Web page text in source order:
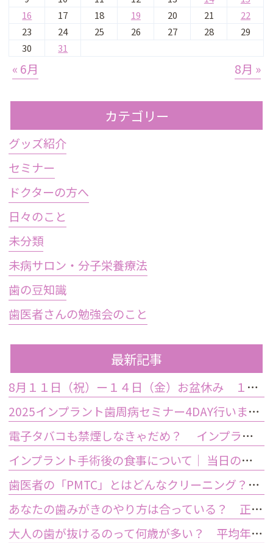
16
17 18 19 20 21
22
23
24 25 26 27 28
29
30
31
« 6月 8月 »
カテゴリー
グッズ紹介
セミナー
ドクターの方へ
日々のこと
未分類
未病サロン・分子栄養療法
歯の豆知識
歯医者さんの勉強会のこと
最新記事
8月１１日（祝）ー１４日（金）お盆休み １５日土曜日から診療しております
2025インプラント歯周病セミナー4DAY行いました
電子タバコも禁煙しなきゃだめ？ インプラント手術前後の喫煙が及ぼす影響とは？
インプラント手術後の食事について｜ 当日の注意点・いつから普通の食事ができる？
歯医者の「PMTC」とはどんなクリーニング？スケーリングとは何が違うの？
あなたの歯みがきのやり方は合っている？ 正しい歯みがき方法と間違った方法
大人の歯が抜けるのって何歳が多い？ 平均年齢と原因について